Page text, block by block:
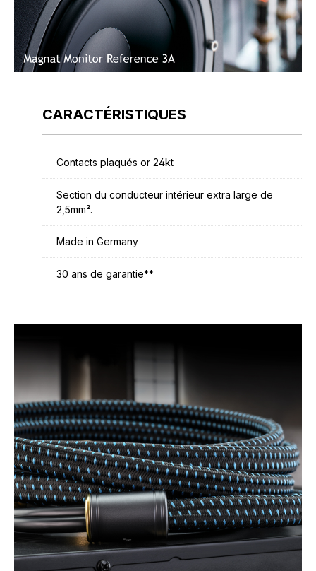
CARACTÉRISTIQUES
Contacts plaqués or 24kt
Section du conducteur intérieur extra large de
2,5mm².
Made in Germany
30 ans de garantie**